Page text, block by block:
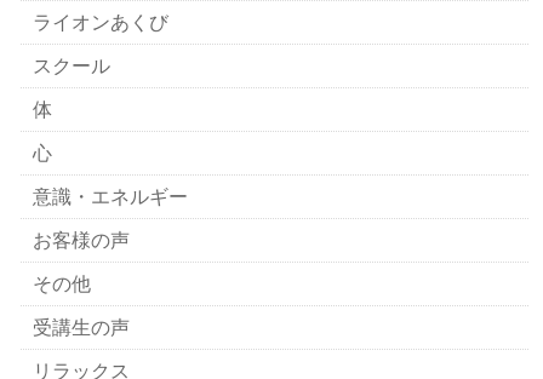
ライオンあくび
スクール
体
心
意識・エネルギー
お客様の声
その他
受講生の声
リラックス